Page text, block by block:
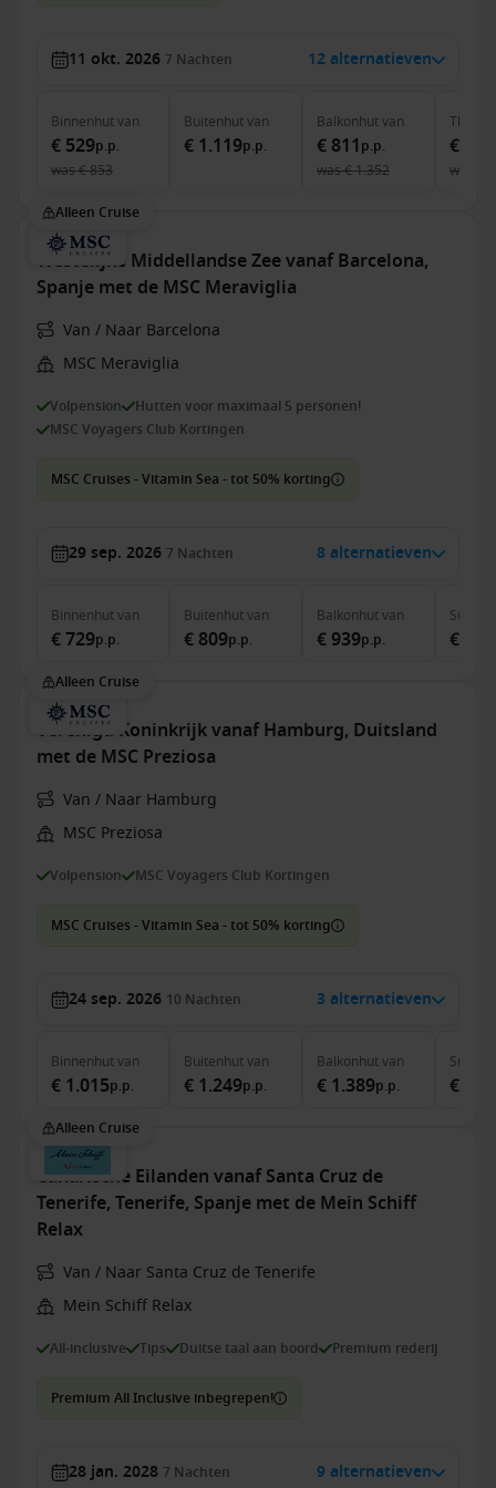
11 okt. 2026 7 Nachten 12 alternatieven
Binnenhutvan
€ 529p.p.
was€ 853
Buitenhutvan
€ 1.119p.p.
Balkonhutvan
€ 811 p.p.
was€ 1.352
The
€
was
Alleen Cruise
Westelijke Middellandse Zee vanaf Barcelona,
Spanje met de MSC Meraviglia
Van / Naar Barcelona
MSC Meraviglia
Volpension
Hutten voor maximaal 5 personen!
MSC Voyagers Club Kortingen
MSC Cruises - Vitamin Sea - tot 50% korting
29 sep. 2026 7 Nachten 8 alternatieven
Binnenhutvan
€ 729p.p.
Buitenhutvan
€ 809p.p.
Balkonhutvan
€ 939p.p.
Suite
€
Alleen Cruise
Verenigd Koninkrijk vanaf Hamburg, Duitsland
met de MSC Preziosa
Van / Naar Hamburg
MSC Preziosa
Volpension MSC Voyagers Club Kortingen
MSC Cruises - Vitamin Sea - tot 50% korting
24 sep. 2026 10 Nachten 3 alternatieven
Binnenhutvan
€ 1.015p.p.
Buitenhutvan
€ 1.249p.p.
Balkonhutvan
€ 1.389p.p.
Suite
€
Alleen Cruise
Canarische Eilanden vanaf Santa Cruz de
Tenerife, Tenerife, Spanje met de Mein Schiff
Relax
Van / Naar Santa Cruz de Tenerife
Mein Schiff Relax
All-inclusive Tips Duitse taal aan boord Premium rederij
Premium All Inclusive inbegrepen!
28 jan. 2028 7 Nachten 9 alternatieven